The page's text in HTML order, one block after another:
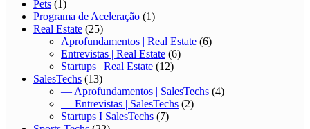
Pets (1)
Programa de Aceleração (1)
Real Estate (25)
Aprofundamentos | Real Estate (6)
Entrevistas | Real Estate (6)
Startups | Real Estate (12)
SalesTechs (13)
— Aprofundamentos | SalesTechs (4)
— Entrevistas | SalesTechs (2)
Startups I SalesTechs (7)